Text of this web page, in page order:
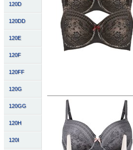
120D
120DD
120E
120F
120FF
120G
120GG
120H
120I